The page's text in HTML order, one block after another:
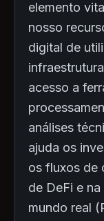
elemento
nosso
digital de
acesso a
análises
ajuda os
os fluxos de
de DeFi e
mundo real